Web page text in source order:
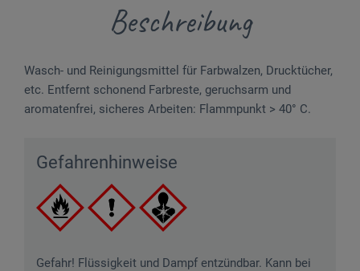
Beschreibung
Wasch- und Reinigungsmittel für Farbwalzen, Drucktücher,
etc. Entfernt schonend Farbreste, geruchsarm und
aromatenfrei, sicheres Arbeiten: Flammpunkt > 40° C.
Gefahrenhinweise
Gefahr! Flüssigkeit und Dampf entzündbar. Kann bei